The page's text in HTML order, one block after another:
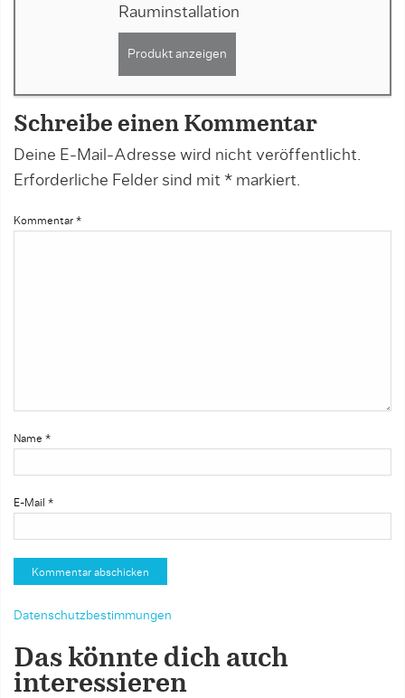
Rauminstallation
Produkt anzeigen
Schreibe einen Kommentar
Deine E-Mail-Adresse wird nicht veröffentlicht.
Erforderliche Felder sind mit * markiert.
Kommentar *
Name *
E-Mail *
Datenschutzbestimmungen
Das könnte dich auch
interessieren